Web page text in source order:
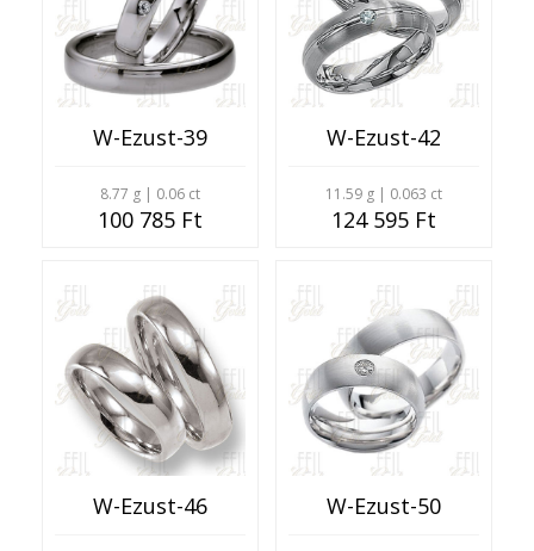
W-Ezust-39
8.77 g | 0.06 ct
100 785 Ft
W-Ezust-42
11.59 g | 0.063 ct
124 595 Ft
W-Ezust-46 W-Ezust-50